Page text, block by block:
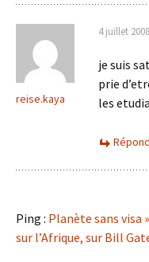
reise.kaya
4 juillet
je suis
prie
les
Ping : Planète sans visa
sur l’Afrique, sur Bill